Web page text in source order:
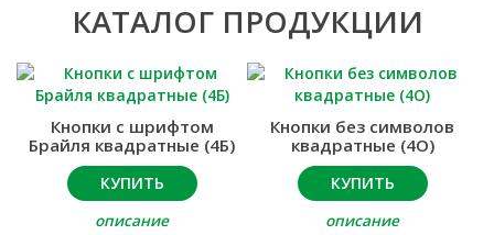
КАТАЛОГ ПРОДУКЦИИ
Кнопки с шрифтом
Брайля квадратные (4Б)
КУПИТЬ
описание
Кнопки без символов
квадратные (4О)
КУПИТЬ
описание